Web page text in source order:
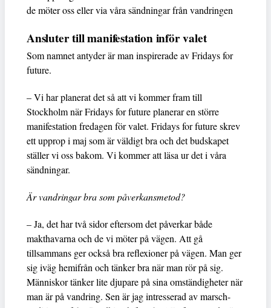
de möter oss eller via våra sändningar från vandringen
Ansluter till manifestation inför valet
Som namnet antyder är man inspirerade av Fridays for
future.
– Vi har planerat det så att vi kommer fram till
Stockholm när Fridays for future planerar en större
manifestation fredagen för valet. Fridays for future skrev
ett upprop i maj som är väldigt bra och det budskapet
ställer vi oss bakom. Vi kommer att läsa ur det i våra
sändningar.
Är vandringar bra som påverkansmetod?
– Ja, det har två sidor eftersom det påverkar både
makthavarna och de vi möter på vägen. Att gå
tillsammans ger också bra reflexioner på vägen. Man ger
sig iväg hemifrån och tänker bra när man rör på sig.
Människor tänker lite djupare på sina omständigheter när
man är på vandring. Sen är jag intresserad av marsch-